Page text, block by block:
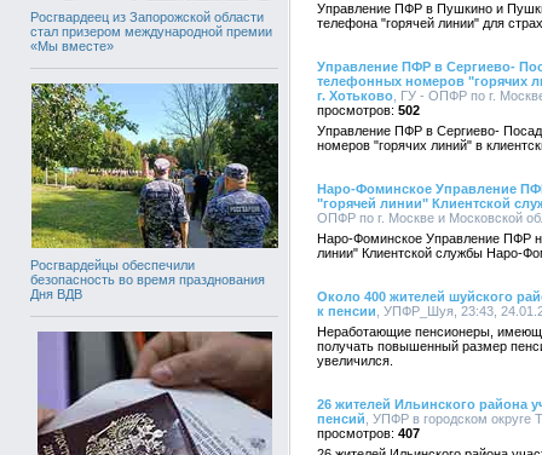
Росгвардеец из Запорожской области
стал призером международной премии
«Мы вместе»
Росгвардейцы обеспечили
безопасность во время празднования
Дня ВДВ
Управление ПФР в Пушкино и
телефона "горячей линии" для
Управление ПФР в Сергиево-
телефонных номеров "горячих
г. Хотьково , ГУ - ОПФР по г.
502
Управление ПФР в Сергиево-
номеров "горячих линий" в
Наро-Фоминское Управление
"горячей линии" Клиентской
ОПФР по г. Москве и Московской
Наро-Фоминское Управление ПФР
линии" Клиентской службы Наро-
Около 400 жителей шуйского
к пенсии , УПФР_Шуя, 23:43,
Неработающие пенсионеры,
получать повышенный размер
увеличился.
26 жителей Ильинского района
пенсий , УПФР в городском округе
407